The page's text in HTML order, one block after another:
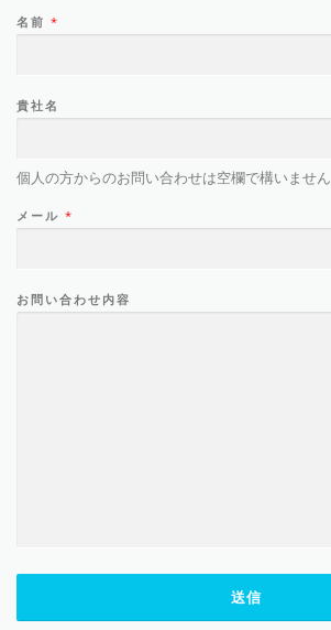
名前 *
貴社名
個人の方からのお問い合わせは空欄で構いません
メール *
お問い合わせ内容
送信